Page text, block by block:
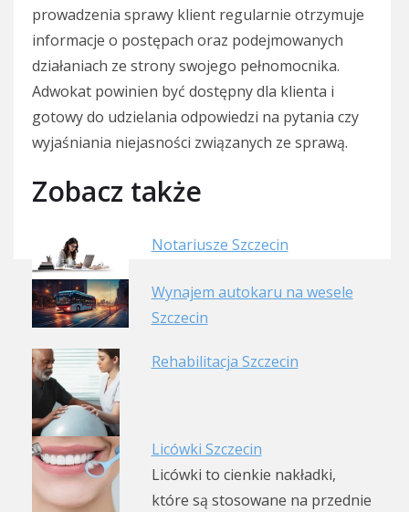
prowadzenia sprawy klient regularnie otrzymuje
informacje o postępach oraz podejmowanych
działaniach ze strony swojego pełnomocnika.
Adwokat powinien być dostępny dla klienta i
gotowy do udzielania odpowiedzi na pytania czy
wyjaśniania niejasności związanych ze sprawą.
Zobacz także
Notariusze Szczecin
Wynajem autokaru na wesele
Szczecin
Rehabilitacja Szczecin
Licówki Szczecin
Licówki to cienkie nakładki,
które są stosowane na przednie